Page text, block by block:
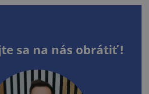
sa na nás obrátiť !